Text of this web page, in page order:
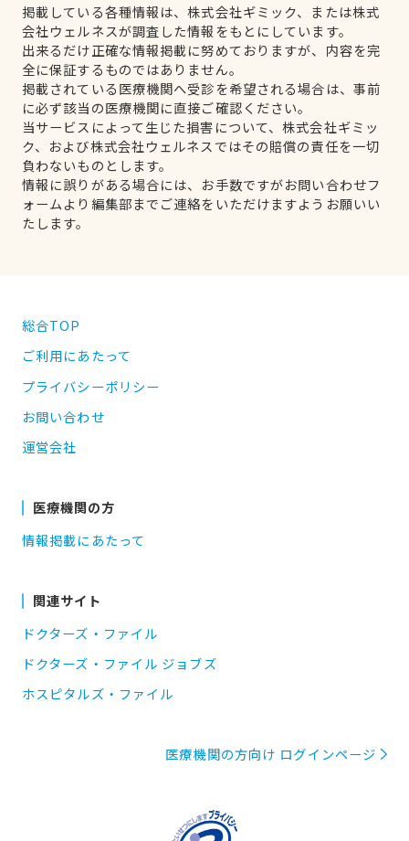
掲載している各種情報は、株式会社ギミック、または株式
会社ウェルネスが調査した情報をもとにしています。
出来るだけ正確な情報掲載に努めておりますが、内容を完
全に保証するものではありません。
掲載されている医療機関へ受診を希望される場合は、事前
に必ず該当の医療機関に直接ご確認ください。
当サービスによって生じた損害について、株式会社ギミッ
ク、および株式会社ウェルネスではその賠償の責任を一切
負わないものとします。
情報に誤りがある場合には、お手数ですがお問い合わせフ
ォームより編集部までご連絡をいただけますようお願いい
たします。
総合TOP
ご利用にあたって
プライバシーポリシー
お問い合わせ
運営会社
医療機関の方
情報掲載にあたって
関連サイト
ドクターズ・ファイル
ドクターズ・ファイル ジョブズ
ホスピタルズ・ファイル
医療機関の方向け ログインページ